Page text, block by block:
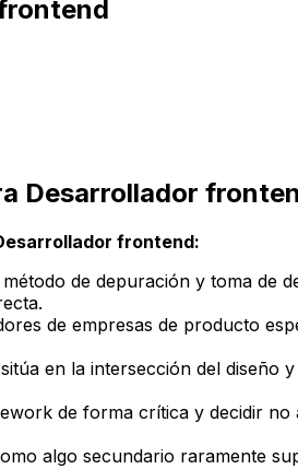
Desarrollador
frontend:
de depuración y toma de
de empresas de producto
en la intersección del diseño
de forma crítica y decidir
algo secundario raramente